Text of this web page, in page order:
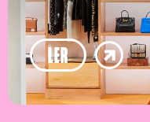
LER